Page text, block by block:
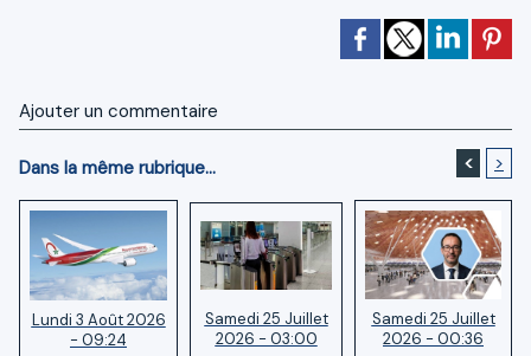
Ajouter un commentaire
Dans la même rubrique... < >
Lundi 3 Août 2026
- 09:24
Samedi 25 Juillet
2026 - 03:00
Samedi 25 Juillet
2026 - 00:36